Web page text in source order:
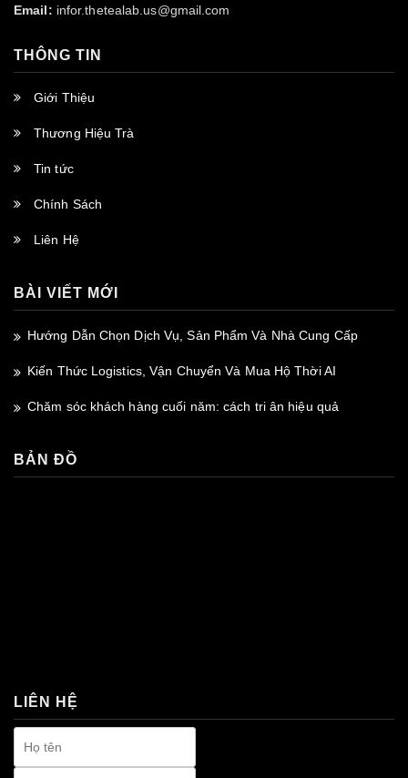
Email: infor.thetealab.us@gmail.com
THÔNG TIN
Giới Thiệu
Thương Hiệu Trà
Tin tức
Chính Sách
Liên Hệ
BÀI VIẾT MỚI
Hướng Dẫn Chọn Dịch Vụ, Sản Phẩm Và Nhà Cung Cấp
Kiến Thức Logistics, Vận Chuyển Và Mua Hộ Thời AI
Chăm sóc khách hàng cuối năm: cách tri ân hiệu quả
BẢN ĐỒ
LIÊN HỆ